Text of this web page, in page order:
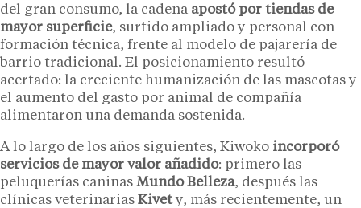
del gran consumo, la cadena apostó por tiendas de
mayor superficie, surtido ampliado y personal con
formación técnica, frente al modelo de pajarería de
barrio tradicional. El posicionamiento resultó
acertado: la creciente humanización de las mascotas y
el aumento del gasto por animal de compañía
alimentaron una demanda sostenida.
A lo largo de los años siguientes, Kiwoko incorporó
servicios de mayor valor añadido: primero las
peluquerías caninas Mundo Belleza, después las
clínicas veterinarias Kivety, más recientemente, un